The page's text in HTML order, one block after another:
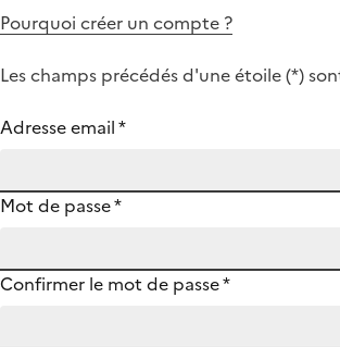
Pourquoi créer un compte ?
Les champs précédés d'une étoile (*)
Adresse email*
Mot de passe*
Confirmer le mot de passe*